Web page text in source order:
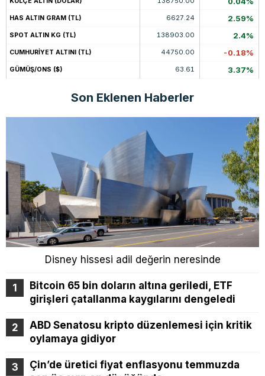
HAS ALTIN GRAM (TL) 6627.24 2.59%
SPOT ALTIN KG (TL) 138903.00 2.4%
CUMHURİYET ALTINI (TL) 44750.00 -0.18%
GÜMÜŞ/ONS ($) 63.61 3.37%
Son Eklenen Haberler
Disney hissesi adil değerin neresinde
Bitcoin 65 bin doların altına geriledi, ETF
girişleri çatallanma kaygılarını dengeledi
ABD Senatosu kripto düzenlemesi için kritik
oylamaya gidiyor
Çin’de üretici fiyat enflasyonu temmuzda